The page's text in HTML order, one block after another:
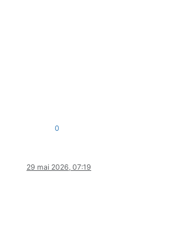
0
29 mai 2026, 07:19